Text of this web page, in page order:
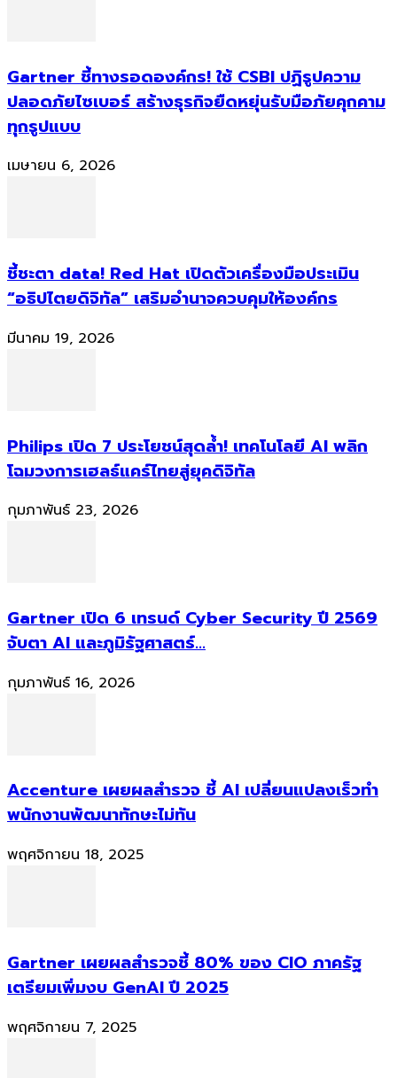
Gartner ชี้ทางรอดองค์กร! ใช้ CSBI ปฏิรูปความ
ปลอดภัยไซเบอร์ สร้างธุรกิจยืดหยุ่นรับมือภัยคุกคาม
ทุกรูปแบบ
เมษายน 6, 2026
ชี้ชะตา data! Red Hat เปิดตัวเครื่องมือประเมิน
“อธิปไตยดิจิทัล” เสริมอำนาจควบคุมให้องค์กร
มีนาคม 19, 2026
Philips เปิด 7 ประโยชน์สุดล้ำ! เทคโนโลยี AI พลิก
โฉมวงการเฮลธ์แคร์ไทยสู่ยุคดิจิทัล
กุมภาพันธ์ 23, 2026
Gartner เปิด 6 เทรนด์ Cyber Security ปี 2569
จับตา AI และภูมิรัฐศาสตร์...
กุมภาพันธ์ 16, 2026
Accenture เผยผลสำรวจ ชี้ AI เปลี่ยนแปลงเร็วทำ
พนักงานพัฒนาทักษะไม่ทัน
พฤศจิกายน 18, 2025
Gartner เผยผลสำรวจชี้ 80% ของ CIO ภาครัฐ
เตรียมเพิ่มงบ GenAI ปี 2025
พฤศจิกายน 7, 2025